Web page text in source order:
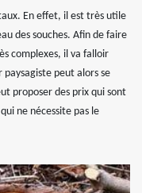
En effet, il est très utile
des souches. Afin de faire
complexes, il va falloir
peut alors se
proposer des prix qui sont
ne nécessite pas le